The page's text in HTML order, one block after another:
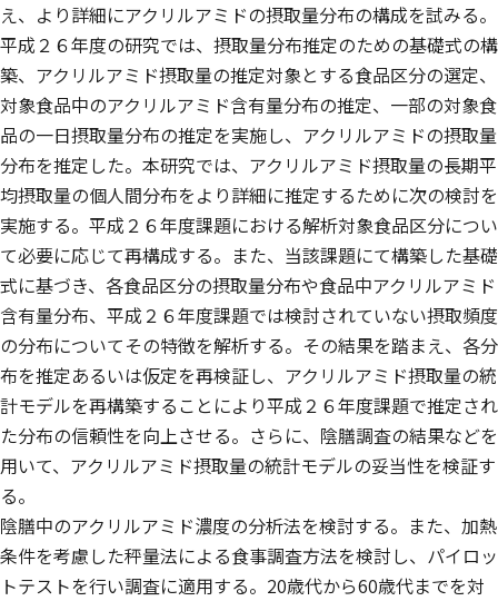
え、より詳細にアクリルアミドの摂取量分布の構成を試みる。
平成２６年度の研究では、摂取量分布推定のための基礎式の構
築、アクリルアミド摂取量の推定対象とする食品区分の選定、
対象食品中のアクリルアミド含有量分布の推定、一部の対象食
品の一日摂取量分布の推定を実施し、アクリルアミドの摂取量
分布を推定した。本研究では、アクリルアミド摂取量の長期平
均摂取量の個人間分布をより詳細に推定するために次の検討を
実施する。平成２６年度課題における解析対象食品区分につい
て必要に応じて再構成する。また、当該課題にて構築した基礎
式に基づき、各食品区分の摂取量分布や食品中アクリルアミド
含有量分布、平成２６年度課題では検討されていない摂取頻度
の分布についてその特徴を解析する。その結果を踏まえ、各分
布を推定あるいは仮定を再検証し、アクリルアミド摂取量の統
計モデルを再構築することにより平成２６年度課題で推定され
た分布の信頼性を向上させる。さらに、陰膳調査の結果などを
用いて、アクリルアミド摂取量の統計モデルの妥当性を検証す
る。
陰膳中のアクリルアミド濃度の分析法を検討する。また、加熱
条件を考慮した秤量法による食事調査方法を検討し、パイロッ
トテストを行い調査に適用する。20歳代から60歳代までを対